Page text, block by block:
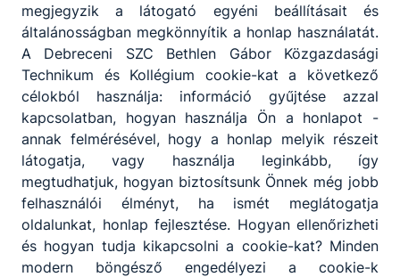
III. helyezett „Setemények”csapat: 1-1 db
Bluetooth fülhallgató
Versenyzők: Demeter Barbara, Katkó
Boglárka, Tar Fanni, Rebeka
(Lónyay Menyhért Baptista Technikum és
Szakképző Iskola, Vásárosnamény)
Felkészítő tanár: Meggyesi Tímea
A fenti tárgynyereményeken felül minden
versenyző (a csapatversenyben elért eredménye
alapján) 5 000 – 11 000 Ft értékű MediaMarkt
ajándékkártyát vehetett át.
megjegyzik a látogató egyéni beállításait és
általánosságban megkönnyítik a honlap használatát.
A Debreceni SZC Bethlen Gábor Közgazdasági
Technikum és Kollégium cookie-kat a következő
célokból használja: információ gyűjtése azzal
kapcsolatban, hogyan használja Ön a honlapot -
annak felmérésével, hogy a honlap melyik részeit
látogatja, vagy használja leginkább, így
megtudhatjuk, hogyan biztosítsunk Önnek még jobb
felhasználói élményt, ha ismét meglátogatja
oldalunkat, honlap fejlesztése. Hogyan ellenőrizheti
és hogyan tudja kikapcsolni a cookie-kat? Minden
modern böngésző engedélyezi a cookie-k